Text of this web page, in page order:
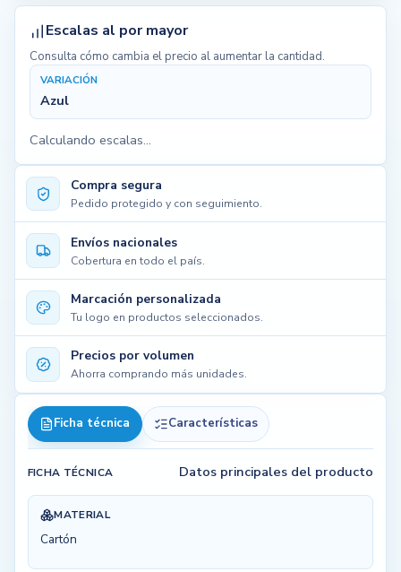
Compra segura
Pedido protegido y con seguimiento.
Envíos nacionales
Cobertura en todo el país.
Marcación personalizada
Tu logo en productos seleccionados.
Precios por volumen
Ahorra comprando más unidades.
Ficha técnica Características
FICHA TÉCNICA Datos principales del producto
MATERIAL
Cartón
Escalas al por mayor
Consulta cómo cambia el precio al aumentar la cantidad.
VARIACIÓN
Azul
Calculando escalas...